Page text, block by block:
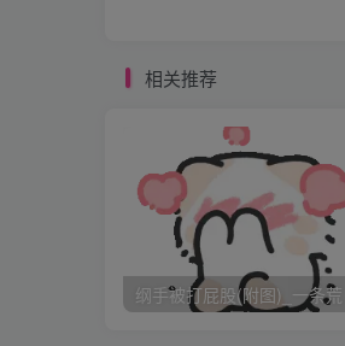
始回忆，并且尝试的打
的罪状，准备给她屁
了，叫我停，我也竟
打完50下后，搂住妹
烫了，还看到靠近大腿
相关推荐
纲手被打屁股(附图)_一条荒